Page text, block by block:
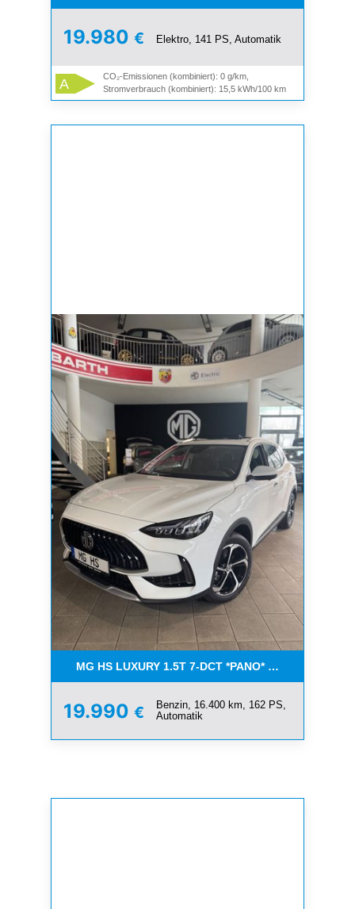
19.980 € Elektro, 141 PS, Automatik
A
CO₂-Emissionen (kombiniert): 0 g/km,
Stromverbrauch (kombiniert): 15,5 kWh/100 km
MG HS LUXURY 1.5T 7-DCT *PANO* AUCH IN
19.990 €
Benzin, 16.400 km, 162 PS,
Automatik